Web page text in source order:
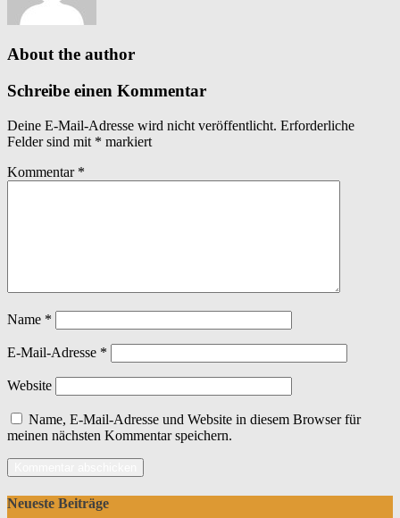
About the author
Schreibe einen Kommentar
Deine E-Mail-Adresse wird nicht veröffentlicht. Erforderliche
Felder sind mit * markiert
Kommentar *
Name *
E-Mail-Adresse *
Website
Name, E-Mail-Adresse und Website in diesem Browser für
meinen nächsten Kommentar speichern.
Neueste Beiträge